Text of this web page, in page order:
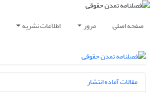
صفحه اصلی مرور اطلاعات نشریه
مقالات آماده انتشار